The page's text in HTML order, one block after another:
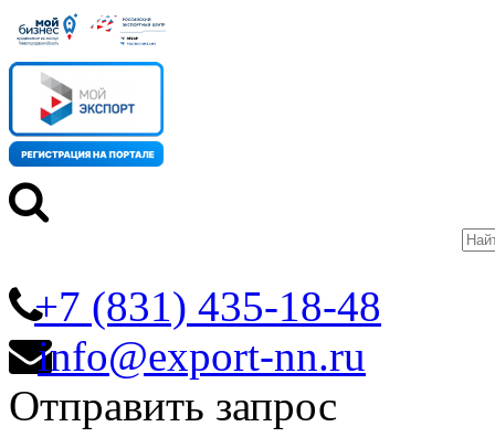
+7 (831) 435-18-48
info@export-nn.ru
Отправить запрос